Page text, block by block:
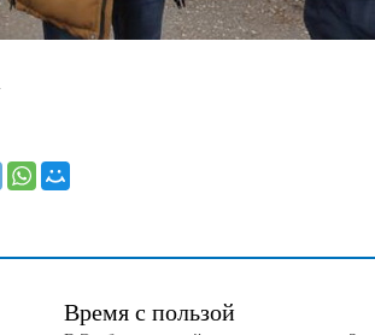
Время с пользой